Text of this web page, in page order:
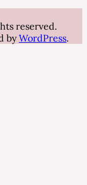
reserved.
byWordPress.